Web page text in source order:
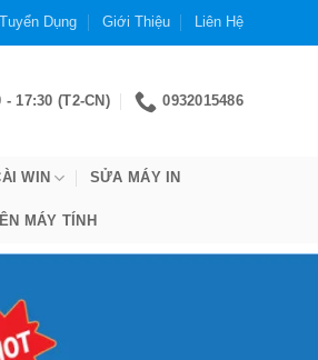
Tuyển Dụng Giới Thiệu Liên Hệ
- 17:30 (T2-CN) 0932015486
WIN SỬA MÁY IN
MÁY TÍNH